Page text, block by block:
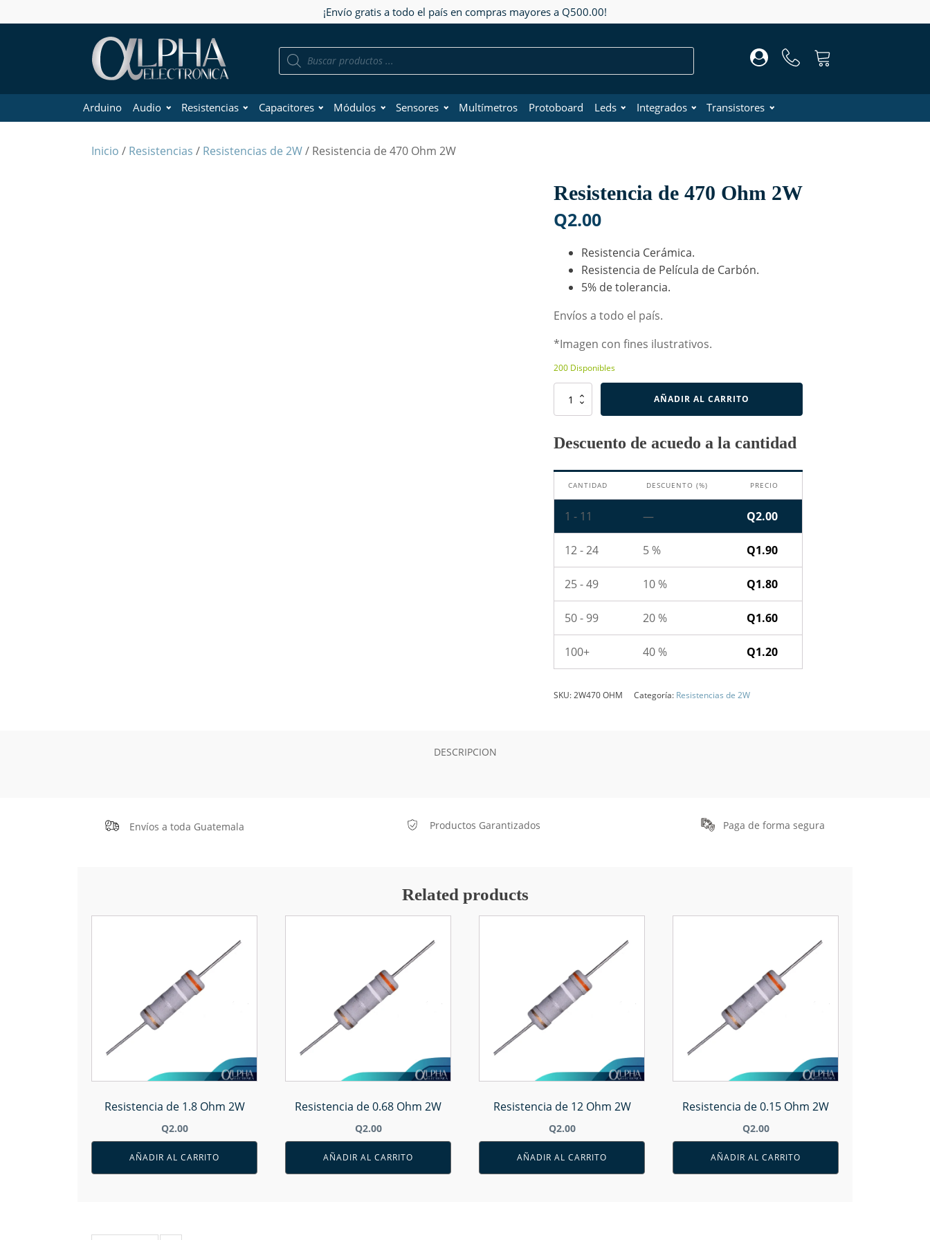
¡Envío gratis a todo el país en compras mayores a Q500.00!
Búsqueda
Arduino Audio Resistencias Capacitores Módulos Sensores Multímetros Protoboard Leds Integrados Transistores
Inicio / Resistencias / Resistencias de 2W/ Resistencia de 470 Ohm 2W
Resistencia de 470 Ohm 2W
Q2.00
Resistencia Cerámica.
Resistencia de Película de Carbón.
5% de tolerancia.
Envíos a todo el país.
*Imagen con fines ilustrativos.
200 Disponibles
Resistencia
2W
AÑADIR AL CARRITO
Descuento de acuedo a la cantidad
CANTIDAD DESCUENTO (%) PRECIO
1 - 11 — Q2.00
12 - 24 5 % Q1.90
25 - 49 10 % Q1.80
50 - 99 20 % Q1.60
100+ 40 % Q1.20
SKU:2W470 OHM Categoría: Resistencias de 2W
DESCRIPCION
Envíos a toda Guatemala Productos Garantizados Paga de forma segura
Related products
Resistencia de 1.8 Ohm 2W
Q2.00
AÑADIR AL CARRITO
Resistencia de 0.68 Ohm 2W
Q2.00
AÑADIR AL CARRITO
Resistencia de 12 Ohm 2W
Q2.00
AÑADIR AL CARRITO
Resistencia de 0.15 Ohm 2W
Q2.00
AÑADIR AL CARRITO